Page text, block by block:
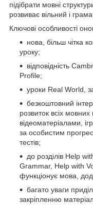
підібрати мовні
розвиває вільний і
Ключові особливості
нова, більш чітка
уроку;
відповідність
Profile;
уроки Real World,
безкоштовний
розвиток всіх
відеоматеріалами,
за особистим
тестів;
до розділів Help
Grammar, Help with
функціонує мова,
багато уваги
закріпленню